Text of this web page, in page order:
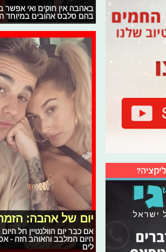
באהבה אין חוקים ואי
בהם סלבס אהובים במיוחד
יום של אהבה:
אם כבר יום הוולנטיין חל
היום המלבב והאוהב הזה -
לים